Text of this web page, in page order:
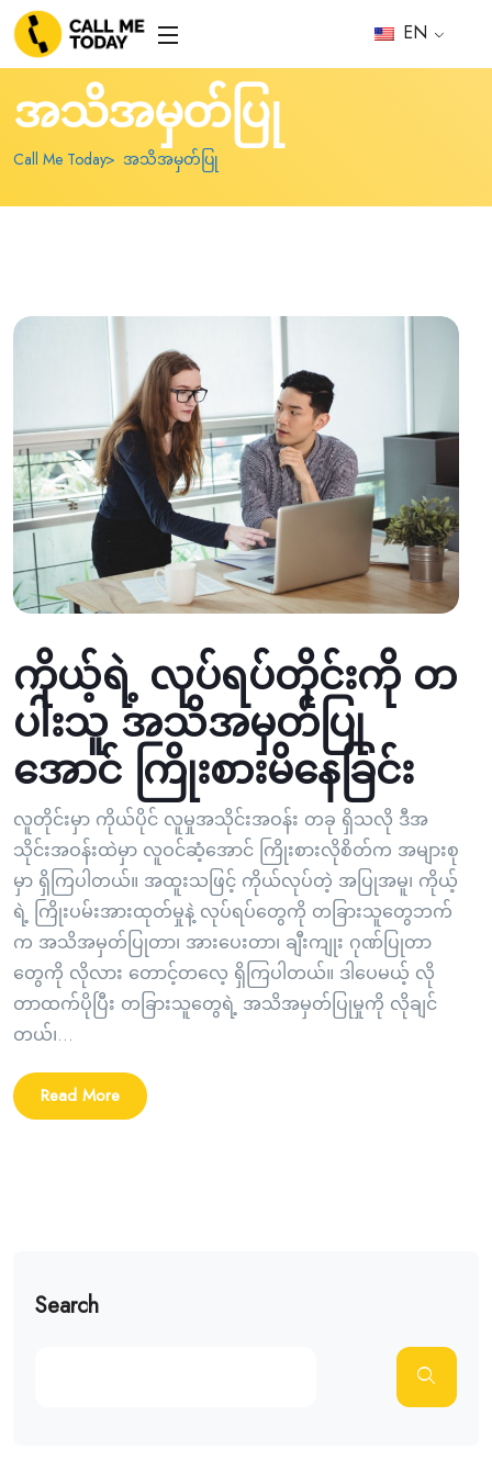
EN
အသိအမှတ်ပြု
Call Me Today အသိအမှတ်ပြု
ကိုယ့်ရဲ့ လုပ်ရပ်တိုင်းကို တ
ပါးသူ အသိအမှတ်ပြု
အောင် ကြိုးစားမိနေခြင်း
လူတိုင်းမှာ ကိုယ်ပိုင် လူမှုအသိုင်းအဝန်း တခု ရှိသလို ဒီအ
သိုင်းအဝန်းထဲမှာ လူဝင်ဆံ့အောင် ကြိုးစားလိုစိတ်က အများစု
မှာ ရှိကြပါတယ်။ အထူးသဖြင့် ကိုယ်လုပ်တဲ့ အပြုအမူ၊ ကိုယ့်
ရဲ့ ကြိုးပမ်းအားထုတ်မှုနဲ့ လုပ်ရပ်တွေကို တခြားသူတွေဘက်
က အသိအမှတ်ပြုတာ၊ အားပေးတာ၊ ချီးကျုး ဂုဏ်ပြုတာ
တွေကို လိုလား တောင့်တလေ့ ရှိကြပါတယ်။ ဒါပေမယ့် လို
တာထက်ပိုပြီး တခြားသူတွေရဲ့ အသိအမှတ်ပြုမှုကို လိုချင်
တယ်၊...
Read More
Search